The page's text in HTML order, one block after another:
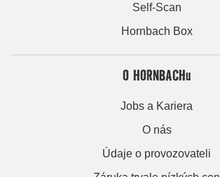
Self-Scan
Hornbach Box
O HORNBACHu
Jobs a Kariera
O nás
Údaje o provozovateli